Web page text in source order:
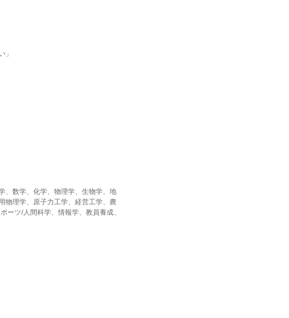
」
、数学、化学、物理学、生物学、地
物理学、原子力工学、経営工学、農
ーツ/人間科学、情報学、教員養成、